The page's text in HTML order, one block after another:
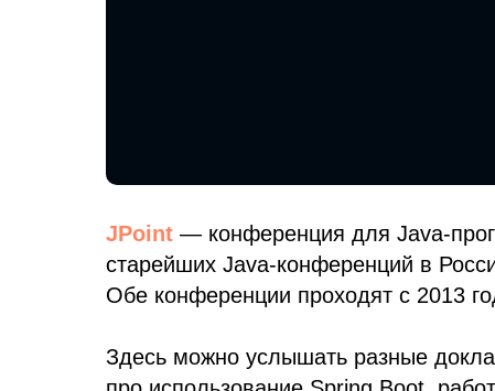
JPoint — конференция для Java-
старейших Java-конференций в
Обе конференции проходят с 2013
Здесь можно услышать разные